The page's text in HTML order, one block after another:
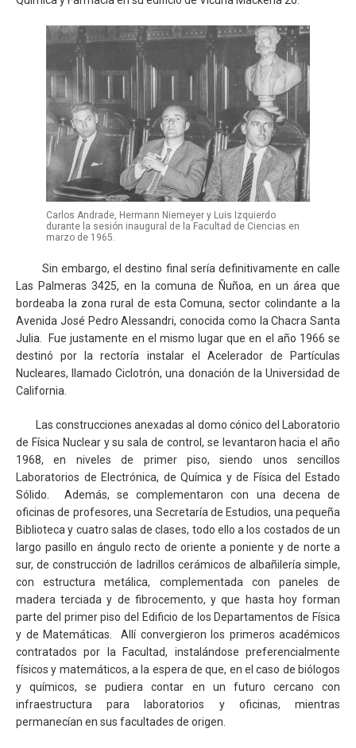
Carlos Andrade, Hermann Niemeyer y Luis Izquierdo
durante la sesión inaugural de la Facultad de Ciencias en
marzo de 1965.
Sin embargo, el destino final sería definitivamente en calle
Las Palmeras 3425, en la comuna de Ñuñoa, en un área que
bordeaba la zona rural de esta Comuna, sector colindante a la
Avenida José Pedro Alessandri, conocida como la Chacra Santa
Julia. Fue justamente en el mismo lugar que en el año 1966 se
destinó por la rectoría instalar el Acelerador de Partículas
Nucleares, llamado Ciclotrón, una donación de la Universidad de
California.
Las construcciones anexadas al domo cónico del Laboratorio
de Física Nuclear y su sala de control, se levantaron hacia el año
1968, en niveles de primer piso, siendo unos sencillos
Laboratorios de Electrónica, de Química y de Física del Estado
Sólido. Además, se complementaron con una decena de
oficinas de profesores, una Secretaría de Estudios, una pequeña
Biblioteca y cuatro salas de clases, todo ello a los costados de un
largo pasillo en ángulo recto de oriente a poniente y de norte a
sur, de construcción de ladrillos cerámicos de albañilería simple,
con estructura metálica, complementada con paneles de
madera terciada y de fibrocemento, y que hasta hoy forman
parte del primer piso del Edificio de los Departamentos de Física
y de Matemáticas. Allí convergieron los primeros académicos
contratados por la Facultad, instalándose preferencialmente
físicos y matemáticos, a la espera de que, en el caso de biólogos
y químicos, se pudiera contar en un futuro cercano con
infraestructura para laboratorios y oficinas, mientras
permanecían en sus facultades de origen.